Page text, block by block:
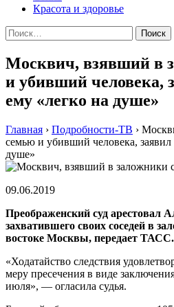
Красота и здоровье
Найти:
Москвич, взявший в
и убивший человека,
ему «легко на душе»
Главная › Подробности-ТВ ›
семью и убивший человека, заявил
душе»
09.06.2019
Преображенский суд арестовал
захватившего своих соседей в
востоке Москвы, передает ТАСС.
«Ходатайство следствия
меру пресечения в виде
июля», — огласила судья.